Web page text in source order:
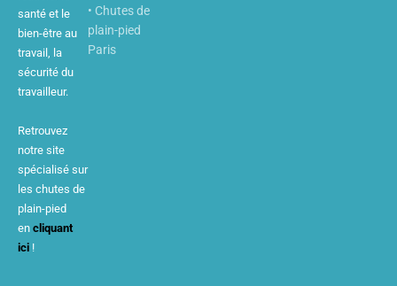
santé et le
bien-être au
travail, la
sécurité du
travailleur.
Retrouvez
notre site
spécialisé sur
les chutes de
plain-pied
en cliquant
ici !
• Chutes de
plain-pied
Paris